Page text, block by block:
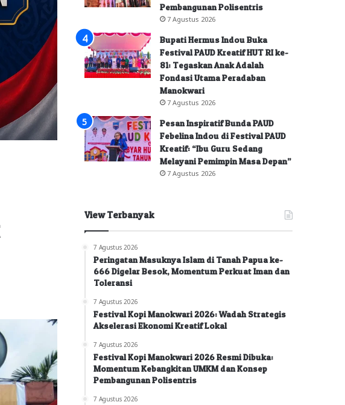
Pembangunan Polisentris
7 Agustus 2026
Bupati Hermus Indou Buka
Festival PAUD Kreatif HUT RI ke-
81: Tegaskan Anak Adalah
Fondasi Utama Peradaban
Manokwari
7 Agustus 2026
Pesan Inspiratif Bunda PAUD
Febelina Indou di Festival PAUD
Kreatif: “Ibu Guru Sedang
Melayani Pemimpin Masa Depan”
7 Agustus 2026
View Terbanyak
7 Agustus 2026
Peringatan Masuknya Islam di Tanah Papua ke-
666 Digelar Besok, Momentum Perkuat Iman dan
Toleransi
7 Agustus 2026
Festival Kopi Manokwari 2026: Wadah Strategis
Akselerasi Ekonomi Kreatif Lokal
7 Agustus 2026
Festival Kopi Manokwari 2026 Resmi Dibuka:
Momentum Kebangkitan UMKM dan Konsep
Pembangunan Polisentris
7 Agustus 2026